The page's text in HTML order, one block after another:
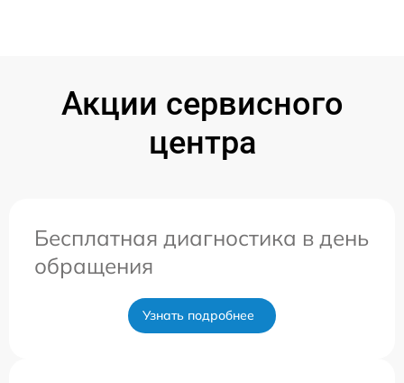
Акции сервисного
центра
Бесплатная диагностика в день
обращения
Узнать подробнее